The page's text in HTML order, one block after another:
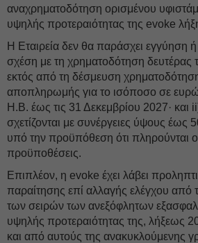
αναχρηματοδότηση ορισμένου
υψηλής προτεραιότητας της evoke
Η Εταιρεία δεν θα παράσχει εγγύηση
σχέση με τη χρηματοδότηση
εκτός από τη δέσμευση
αποπληρωμής για το ισόποσο σε
Η.Β. έως τις 31 Δεκεμβρίου 2027·
σχετίζονται με συνέργειες ύψους έως
υπό την προϋπόθεση ότι πληρούνται
προϋποθέσεις.
Επιπλέον, η evoke έχει λάβει
παραίτησης επί αλλαγής ελέγχου από
των σειρών των ανεξόφλητων
υψηλής προτεραιότητας της, λήξεως
και από αυτούς της ανακυκλούμενης